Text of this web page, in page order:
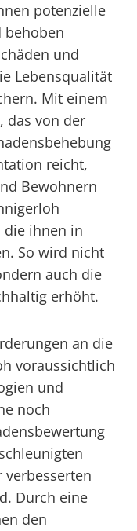
potenzielle
behoben
und
Lebensqualität
Mit einem
das von der
reicht,
Bewohnern
die ihnen in
So wird nicht
auch die
erhöht.
an die
voraussichtlich
und
noch
verbesserten
Durch eine
den